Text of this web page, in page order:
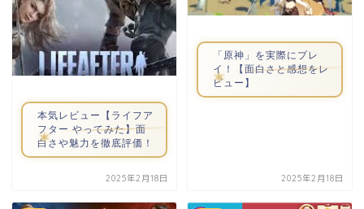
本気レビュー【ライフア
フター やってみた】面
白さや魅力を徹底評価！
2025年2月18日
「原神」を実際にプレ
イ！【面白さと感想をレ
ビュー】
2025年2月18日